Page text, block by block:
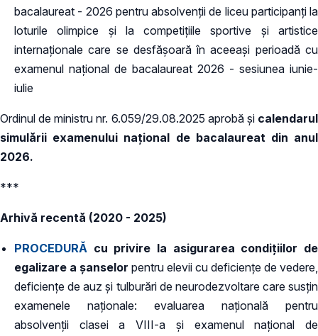
bacalaureat - 2026 pentru absolvenții de liceu participanți la
loturile olimpice și la competițiile sportive și artistice
internaționale care se desfășoară în aceeași perioadă cu
examenul național de bacalaureat 2026 - sesiunea iunie-
iulie
Ordinul de ministru nr. 6.059/29.08.2025 aprobă și calendarul
simulării examenului național de bacalaureat din anul
2026.
***
Arhivă recentă (2020 - 2025)
PROCEDURĂ cu privire la asigurarea condițiilor de
egalizare a șanselor pentru elevii cu deficiențe de vedere,
deficiențe de auz și tulburări de neurodezvoltare care susțin
examenele naționale: evaluarea națională pentru
absolvenții clasei a VIII-a și examenul național de